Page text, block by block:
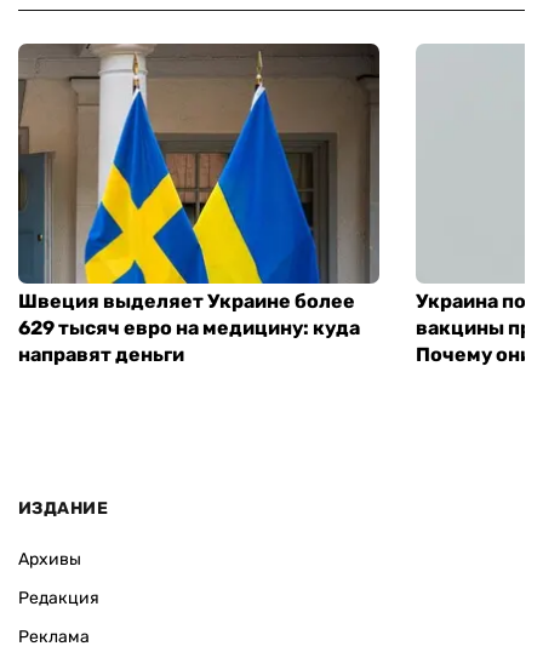
Швеция выделяет Украине более
629 тысяч евро на медицину: куда
направят деньги
Украина
вакцины
Почему они
ИЗДАНИЕ
Архивы
Редакция
Реклама